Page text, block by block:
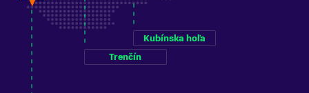
Trenčín
Kubínska hoľa